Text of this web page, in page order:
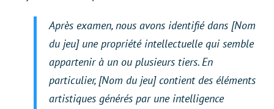
Après examen, nous avons identifié dans [Nom
du jeu] une propriété intellectuelle qui semble
appartenir à un ou plusieurs tiers. En
particulier, [Nom du jeu] contient des éléments
artistiques générés par une intelligence